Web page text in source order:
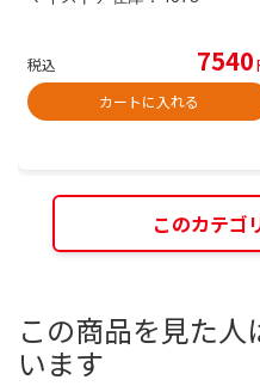
税込 7540
カートに入れる
このカテゴ
この商品を見た
います